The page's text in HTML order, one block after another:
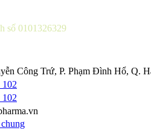
số 0101326329
Công Trứ, P. Phạm Đình Hổ, Q.
102
102